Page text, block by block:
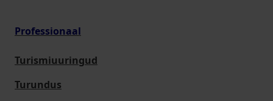
Professionaal
Turismiuuringud
Turundus